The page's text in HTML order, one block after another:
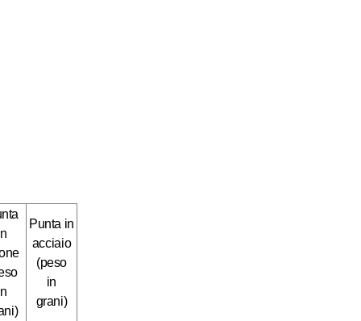
Punta in
acciaio
(peso
in
grani)